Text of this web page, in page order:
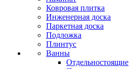
Ковровая плитка
Инженерная доска
Паркетная доска
Подложка
Плинтус
Ванны
Отдельностоящие